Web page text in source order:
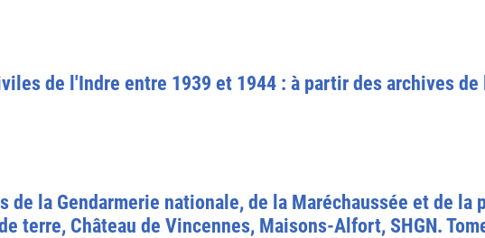
de l'Indre entre 1939 et 1944 : à partir des archives de
de la Gendarmerie nationale, de la Maréchaussée et de la
terre, Château de Vincennes, Maisons-Alfort, SHGN.